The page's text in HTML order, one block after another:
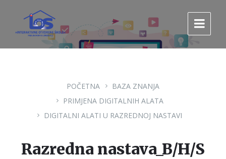
sadržaj
glavnu
navigaciju.
POČETNA
BAZA ZNANJA
PRIMJENA DIGITALNIH ALATA
DIGITALNI ALATI U RAZREDNOJ NASTAVI
Razredna nastava_B/H/S